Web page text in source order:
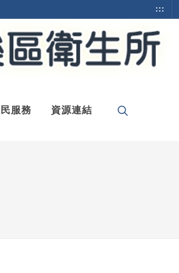
:::
服務 資源連結